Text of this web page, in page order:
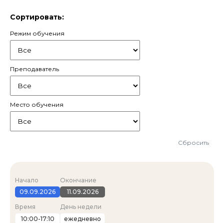
Сортировать:
Режим обучения
Преподаватель
Место обучения
Сбросить
Начало
09.09.2026
Окончание
11.09.2026
Время
10:00-17:10
День недели
ежедневно